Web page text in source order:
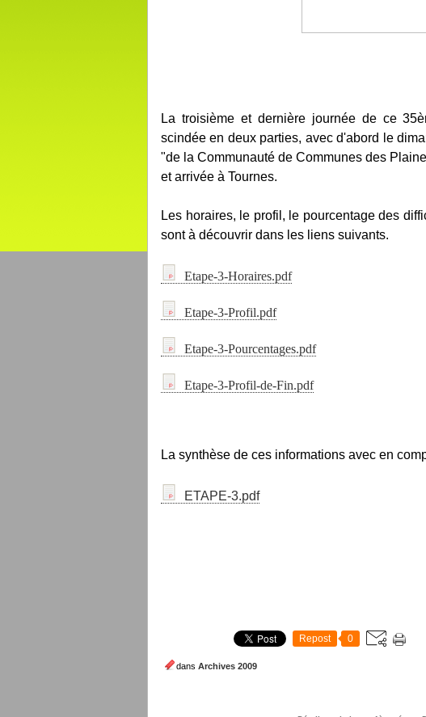
La troisième et dernière journée de ce
scindée en deux parties, avec d'abord le
"de la Communauté de Communes des
et arrivée à Tournes.
Les horaires, le profil, le pourcentage des
sont à découvrir dans les liens suivants.
Etape-3-Horaires.pdf
Etape-3-Profil.pdf
Etape-3-Pourcentages.pdf
Etape-3-Profil-de-Fin.pdf
La synthèse de ces informations avec en
ETAPE-3.pdf
Repost 0
dans Archives 2009